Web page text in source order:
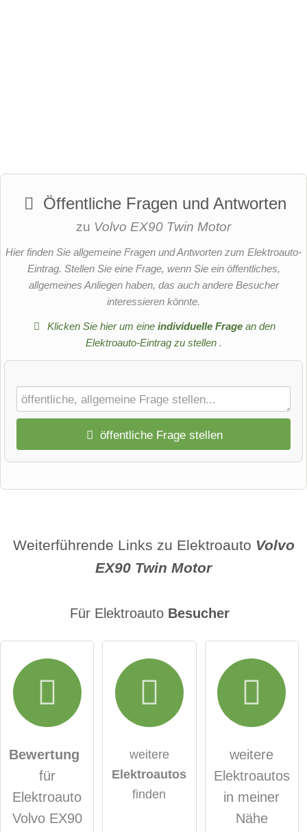
Öffentliche Fragen und Antworten
zu Volvo EX90 Twin Motor
Hier finden Sie allgemeine Fragen und Antworten zum Elektroauto-
Eintrag. Stellen Sie eine Frage, wenn Sie ein öffentliches,
allgemeines Anliegen haben, das auch andere Besucher
interessieren könnte.
Klicken Sie hier um eineindividuelle Frage an den
Elektroauto-Eintrag zu stellen .
öffentliche Frage stellen
Name
Hiermit akzeptiere ich die
Datenschutzerklärunghabe ich zur Kenntnis
genommen.
öffentliche Frage stellen Abbrechen
Hinweis:Bitte beachten Sie, öffentliche Fragen sindfür alle
Weiterführende Links zu Elektroauto Volvo
EX90 Twin Motor
Für Elektroauto Besucher
Bewertung
für
Elektroauto
Volvo EX90
weitere
Elektroautos
finden
weitere
Elektroautos
in meiner
Nähe